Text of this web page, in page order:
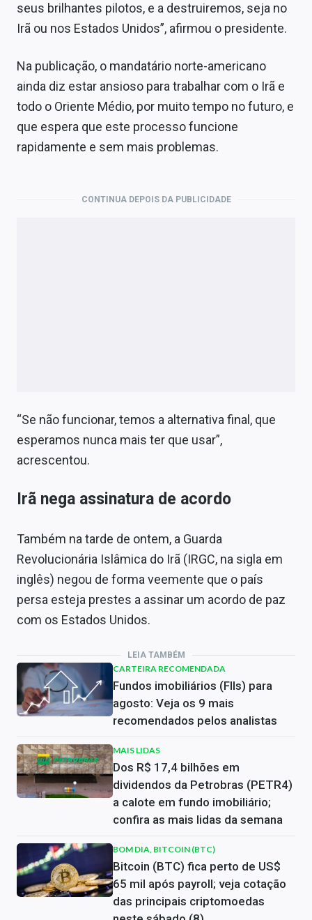
seus brilhantes pilotos, e a destruiremos, seja no
Irã ou nos Estados Unidos”, afirmou o presidente.
Na publicação, o mandatário norte-americano
ainda diz estar ansioso para trabalhar com o Irã e
todo o Oriente Médio, por muito tempo no futuro, e
que espera que este processo funcione
rapidamente e sem mais problemas.
CONTINUA DEPOIS DA PUBLICIDADE
“Se não funcionar, temos a alternativa final, que
esperamos nunca mais ter que usar”,
acrescentou.
Irã nega assinatura de acordo
Também na tarde de ontem, a Guarda
Revolucionária Islâmica do Irã (IRGC, na sigla em
inglês) negou de forma veemente que o país
persa esteja prestes a assinar um acordo de paz
com os Estados Unidos.
LEIA TAMBÉM
CARTEIRA RECOMENDADA
Fundos imobiliários (FIIs) para
agosto: Veja os 9 mais
recomendados pelos analistas
MAIS LIDAS
Dos R$ 17,4 bilhões em
dividendos da Petrobras (PETR4)
a calote em fundo imobiliário;
confira as mais lidas da semana
BOM DIA, BITCOIN (BTC)
Bitcoin (BTC) fica perto de US$
65 mil após payroll; veja cotação
das principais criptomoedas